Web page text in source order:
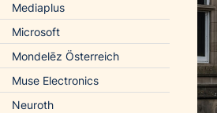
Mediaplus
Microsoft
Mondelēz Österreich
Muse Electronics
Neuroth